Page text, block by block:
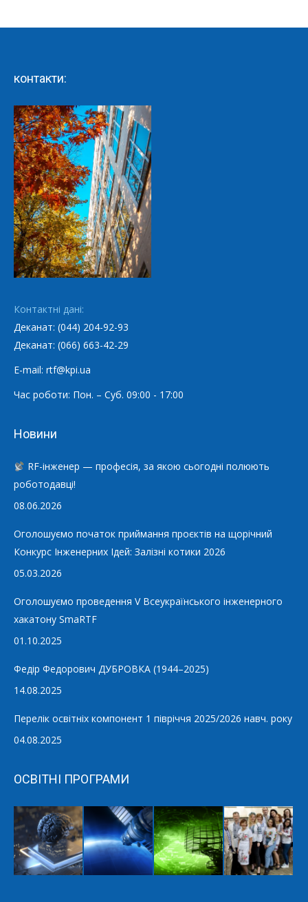
контакти:
Контактні дані:
Деканат: (044) 204-92-93
Деканат: (066) 663-42-29
E-mail: rtf@kpi.ua
Час роботи: Пон. – Суб. 09:00 - 17:00
Новини
RF-інженер — професія, за якою сьогодні полюють
роботодавці!
08.06.2026
Оголошуємо початок приймання проєктів на щорічний
Конкурс Інженерних Ідей: Залізні котики 2026
05.03.2026
Оголошуємо проведення V Всеукраїнського інженерного
хакатону SmaRTF
01.10.2025
Федір Федорович ДУБРОВКА (1944–2025)
14.08.2025
Перелік освітніх компонент 1 півріччя 2025/2026 навч. року
04.08.2025
ОСВІТНІ ПРОГРАМИ